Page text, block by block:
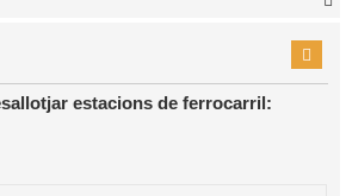
estacions de ferrocarril: